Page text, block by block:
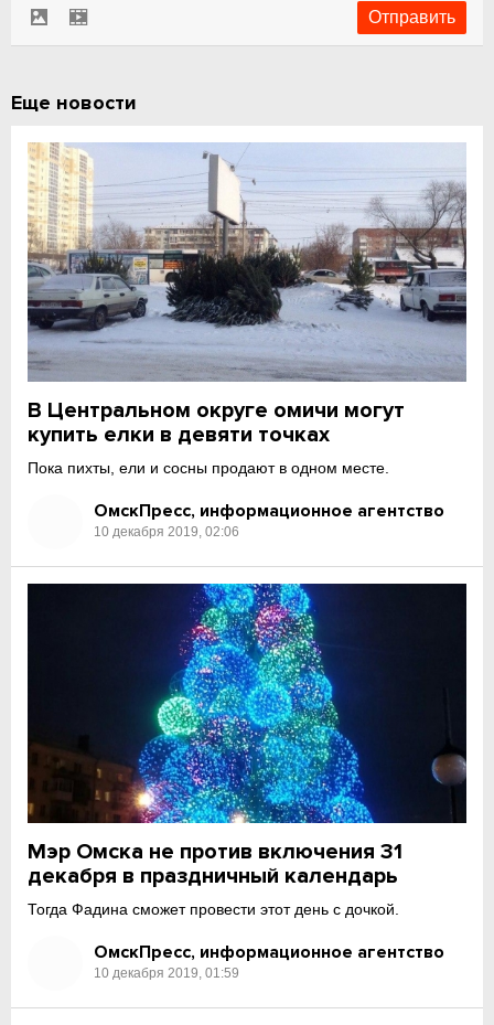
Еще новости
В Центральном округе омичи могут
купить елки в девяти точках
Пока пихты, ели и сосны продают в одном месте.
ОмскПресс, информационное агентство
10 декабря 2019, 02:06
Мэр Омска не против включения 31
декабря в праздничный календарь
Тогда Фадина сможет провести этот день с дочкой.
ОмскПресс, информационное агентство
10 декабря 2019, 01:59